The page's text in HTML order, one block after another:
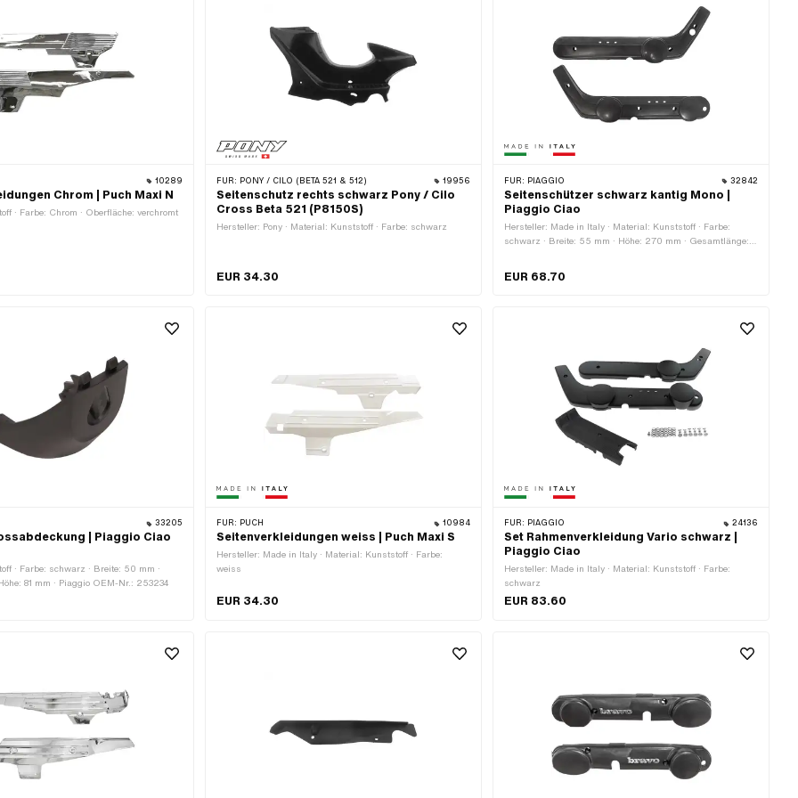
10289
Chrom | Puch Maxi N
· Farbe: Chrom · Oberfläche: verchromt
FÜR: PONY / CILO (BETA 521 & 512) 19956
Seitenschutz rechts schwarz Pony / Cilo
Cross Beta 521 (P8150S)
Hersteller: Pony · Material: Kunststoff · Farbe: schwarz
EUR 34.30
FÜR: PIAGGIO 32842
Seitenschützer schwarz kantig Mono |
Piaggio Ciao
Hersteller: Made in Italy · Material: Kunststoff · Farbe:
schwarz · Breite: 55 mm · Höhe: 270 mm · Gesamtlänge:
EUR 68.70
33205
| Piaggio Ciao
· Farbe: schwarz · Breite: 50 mm ·
81 mm · Piaggio OEM-Nr.: 253234
FÜR: PUCH 10984
Seitenverkleidungen weiss | Puch Maxi S
Hersteller: Made in Italy · Material: Kunststoff · Farbe:
weiss
EUR 34.30
FÜR: PIAGGIO 24136
Set Rahmenverkleidung Vario schwarz |
Piaggio Ciao
Hersteller: Made in Italy · Material: Kunststoff · Farbe:
schwarz
EUR 83.60